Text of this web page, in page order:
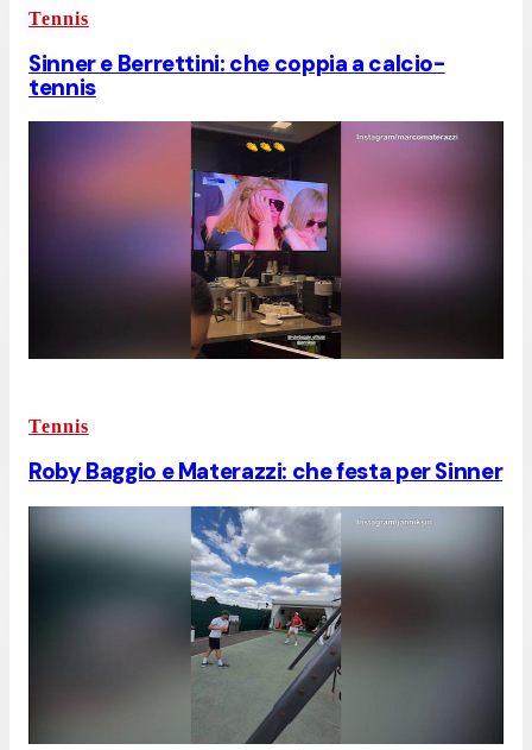
Tennis
Sinner e Berrettini: che coppia a calcio-
tennis
Tennis
Roby Baggio e Materazzi: che festa per Sinner